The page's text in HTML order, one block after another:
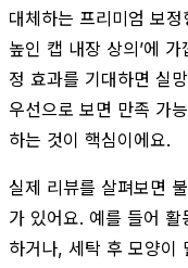
대체하는 프리미엄 보정
높인 캡 내장 상의’에
정 효과를 기대하면 실
우선으로 보면 만족 가
하는 것이 핵심이에요.
실제 리뷰를 살펴보면
가 있어요. 예를 들어
하거나, 세탁 후 모양이